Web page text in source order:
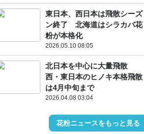
東日本、西日本は飛散シーズ
ン終了 北海道はシラカバ花
粉が本格化
2026.05.10 08:05
北日本を中心に大量飛散
西・東日本のヒノキ本格飛散
は4月中旬まで
2026.04.08 03:04
花粉ニュースをもっと見る